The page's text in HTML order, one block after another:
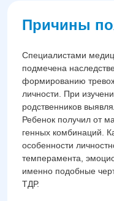
Причины
Специалистами
подмечена
формированию
личности. При
родственников
Ребенок получил от
генных комбинаций.
особенности
темперамента,
именно подобные
ТДР.